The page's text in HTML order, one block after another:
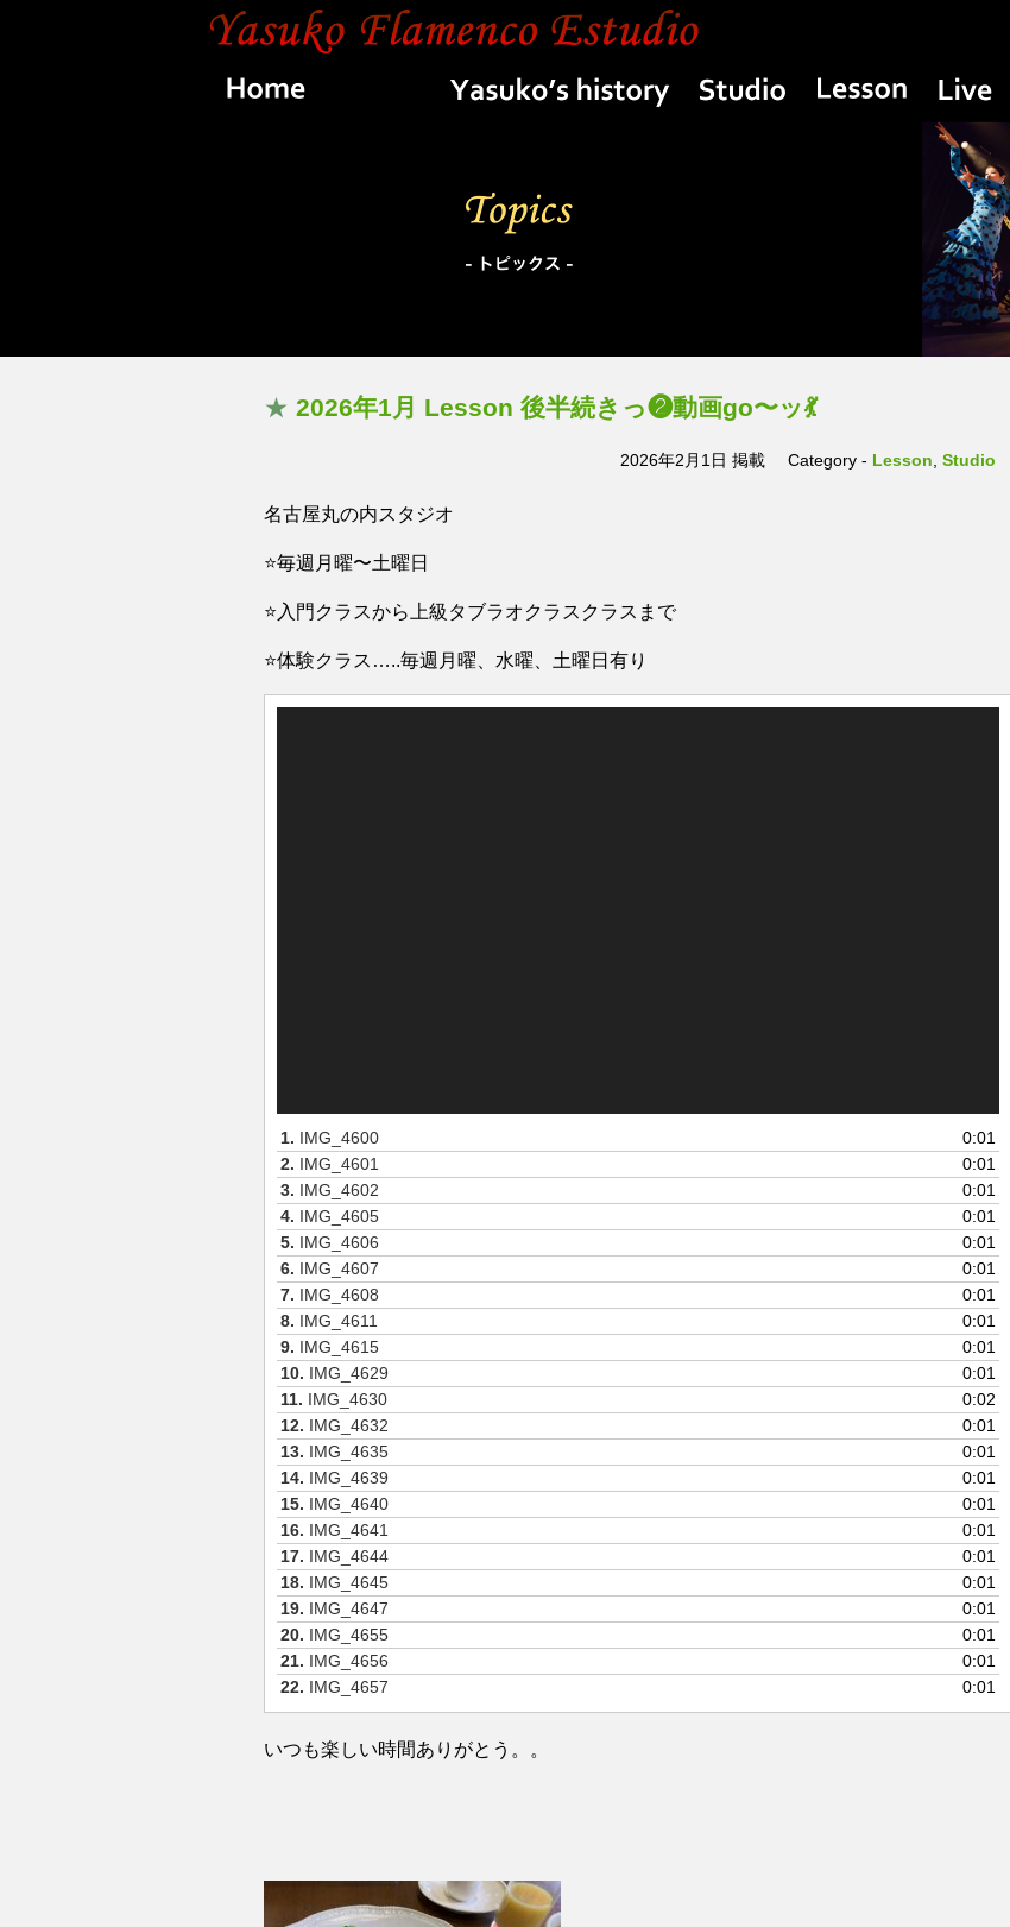
★ 2026年1月 Lesson 後半続きっ❷動画go〜ッ💃
2026年2月1日 掲載 Category - Lesson Studio
名古屋丸の内スタジオ
⭐️毎週月曜〜土曜日
⭐️入門クラスから上級タブラオクラスクラスまで
⭐️体験クラス…..毎週月曜、水曜、土曜日有り
1. IMG_4600
0:01
2. IMG_4601
0:01
3. IMG_4602
0:01
4. IMG_4605
0:01
5. IMG_4606
0:01
6. IMG_4607
0:01
7. IMG_4608
0:01
8. IMG_4611
0:01
9. IMG_4615
0:01
10. IMG_4629
0:01
11. IMG_4630
0:02
12. IMG_4632
0:01
13. IMG_4635
0:01
14. IMG_4639
0:01
15. IMG_4640
0:01
16. IMG_4641
0:01
17. IMG_4644
0:01
18. IMG_4645
0:01
19. IMG_4647
0:01
20. IMG_4655
0:01
21. IMG_4656
0:01
22. IMG_4657 0:01
いつも楽しい時間ありがとう。。